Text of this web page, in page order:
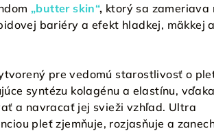
„butter skin“, ktorý sa zameriava
bariéry a efekt hladkej, mäkkej
pre vedomú starostlivosť o
syntézu kolagénu a elastínu,
a navracať jej svieži vzhľad. Ultra
pleť zjemňuje, rozjasňuje a